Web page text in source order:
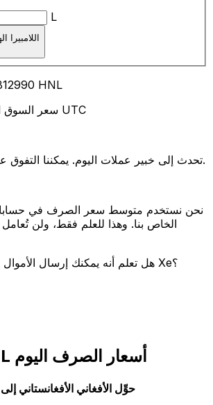
L
اللامبيرا
HNL
سعر السوق المتوسط في 08:54 UTC
تحدث إلى خبير عملات اليوم.يمكننا التفوق على أسعار المنافسين.
نحن نستخدم متوسط سعر الصرف في
الخاص بنا. وهذا للعلم فقط، ولن
هل تعلم أنه يمكنك إرسال الأموال إلى الخارج باستخدام Xe؟
AFN إلى HNL أسعار الصرف اليوم
حوِّل الأفغاني الأفغانستاني